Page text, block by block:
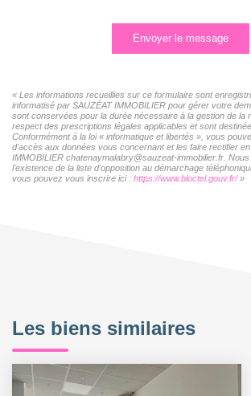
Envoyer le message
« Les informations recueillies sur ce formulaire sont
informatisé par SAUZÉAT IMMOBILIER pour gérer votre
sont conservées pour la durée nécessaire à la gestion de la
respect des prescriptions légales applicables et sont
Conformément à la loi « informatique et libertés », vous
d'accès aux données vous concernant et les faire rectifier
IMMOBILIER chatenaymalabry@sauzeat-immobilier.fr.
l'existence de la liste d'opposition au démarchage
vous pouvez vous inscrire ici : https://www.bloctel.gouv.fr/»
Les biens similaires